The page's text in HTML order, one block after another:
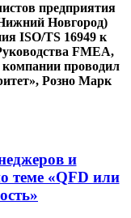
предприятия
Новгород)
ISO/TS 16949 к
FMEA,
компании проводил
Розно Марк
и
теме «QFD или